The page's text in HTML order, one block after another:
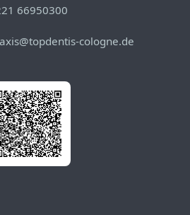
66950300
cologne.de